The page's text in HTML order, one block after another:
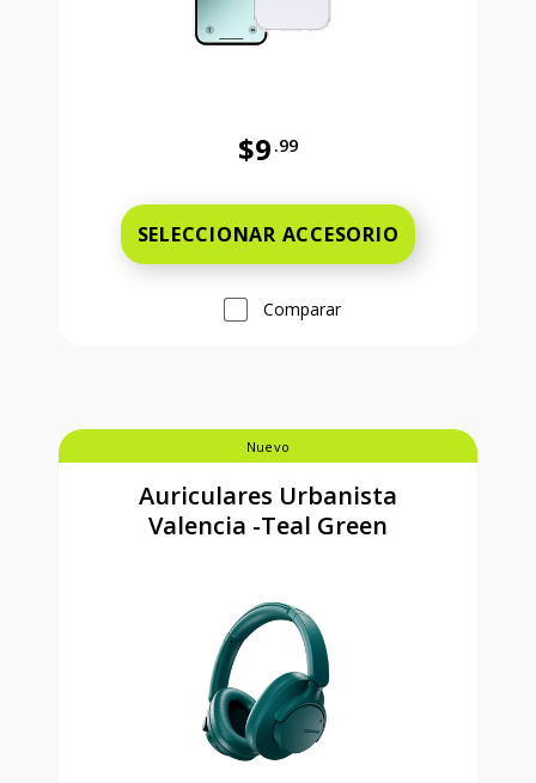
$9 .99
SELECCIONAR ACCESORIO
Comparar
Nuevo
Auriculares Urbanista
Valencia -Teal Green